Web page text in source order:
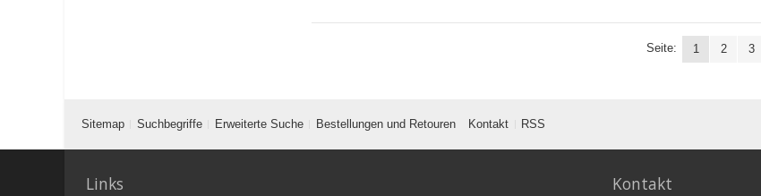
Seite: 1 2 3
Sitemap Suchbegriffe Erweiterte Suche Bestellungen und Retouren Kontakt RSS
Links Kontakt